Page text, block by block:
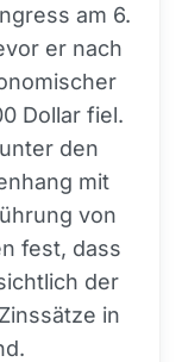
am 6.
er nach
Dollar fiel.
den
mit
von
fest, dass
der
in